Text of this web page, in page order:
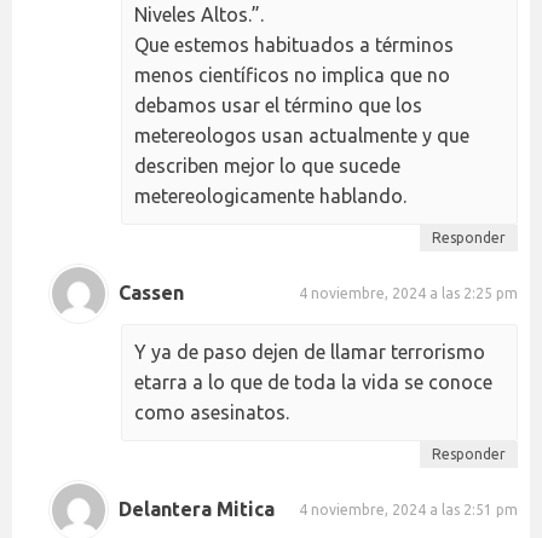
Niveles Altos.”.
Que estemos habituados a términos
menos científicos no implica que no
debamos usar el término que los
metereologos usan actualmente y que
describen mejor lo que sucede
metereologicamente hablando.
Responder
Cassen 4 noviembre, 2024 a las 2:25 pm
Y ya de paso dejen de llamar terrorismo
etarra a lo que de toda la vida se conoce
como asesinatos.
Responder
Delantera Mitica 4 noviembre, 2024 a las 2:51 pm